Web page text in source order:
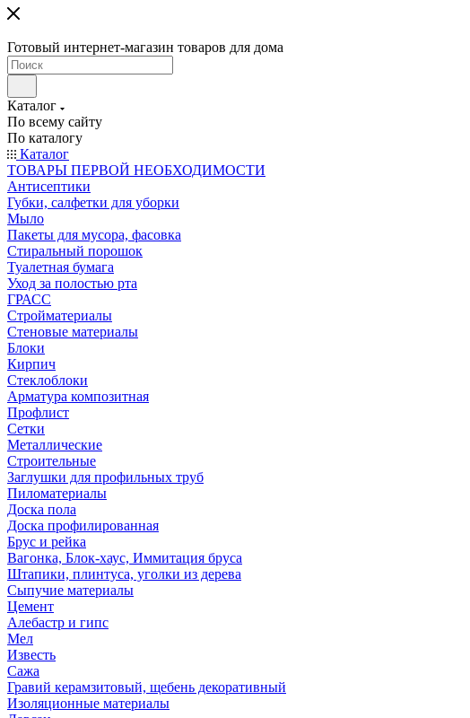
Готовый интернет-магазин товаров для дома
Каталог
По всему сайту
По каталогу
Каталог
ТОВАРЫ ПЕРВОЙ НЕОБХОДИМОСТИ
Антисептики
Губки, салфетки для уборки
Мыло
Пакеты для мусора, фасовка
Стиральный порошок
Туалетная бумага
Уход за полостью рта
ГРАСС
Стройматериалы
Стеновые материалы
Блоки
Кирпич
Стеклоблоки
Арматура композитная
Профлист
Сетки
Металлические
Строительные
Заглушки для профильных труб
Пиломатериалы
Доска пола
Доска профилированная
Брус и рейка
Вагонка, Блок-хаус, Иммитация бруса
Штапики, плинтуса, уголки из дерева
Сыпучие материалы
Цемент
Алебастр и гипс
Мел
Известь
Сажа
Гравий керамзитовый, щебень декоративный
Изоляционные материалы